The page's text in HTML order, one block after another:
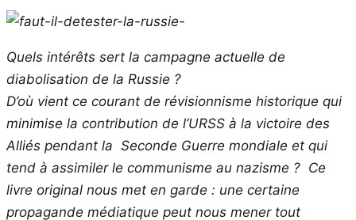
Quels intérêts sert la campagne actuelle de
diabolisation de la Russie ?
D’où vient ce courant de révisionnisme historique qui
minimise la contribution de l’URSS à la victoire des
Alliés pendant la Seconde Guerre mondiale et qui
tend à assimiler le communisme au nazisme ? Ce
livre original nous met en garde : une certaine
propagande médiatique peut nous mener tout